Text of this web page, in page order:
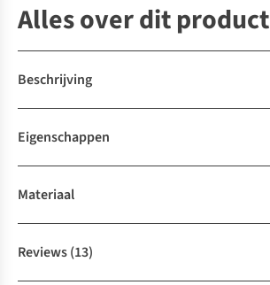
Alles over dit product
Beschrijving
Eigenschappen
Materiaal
Reviews(13)